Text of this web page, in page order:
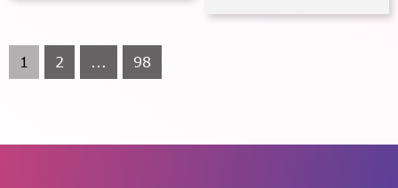
1 2 ... 98